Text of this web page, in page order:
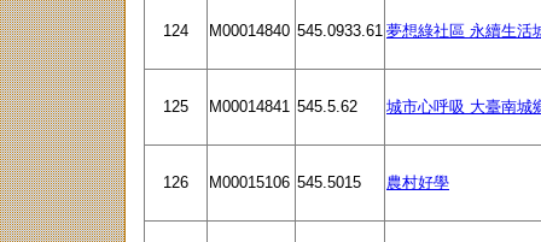
124 M00014840 545.0933.61 夢想綠社區 永續生活
125 M00014841 545.5.62 城市心呼吸 大臺南城
126 M00015106 545.5015 農村好學